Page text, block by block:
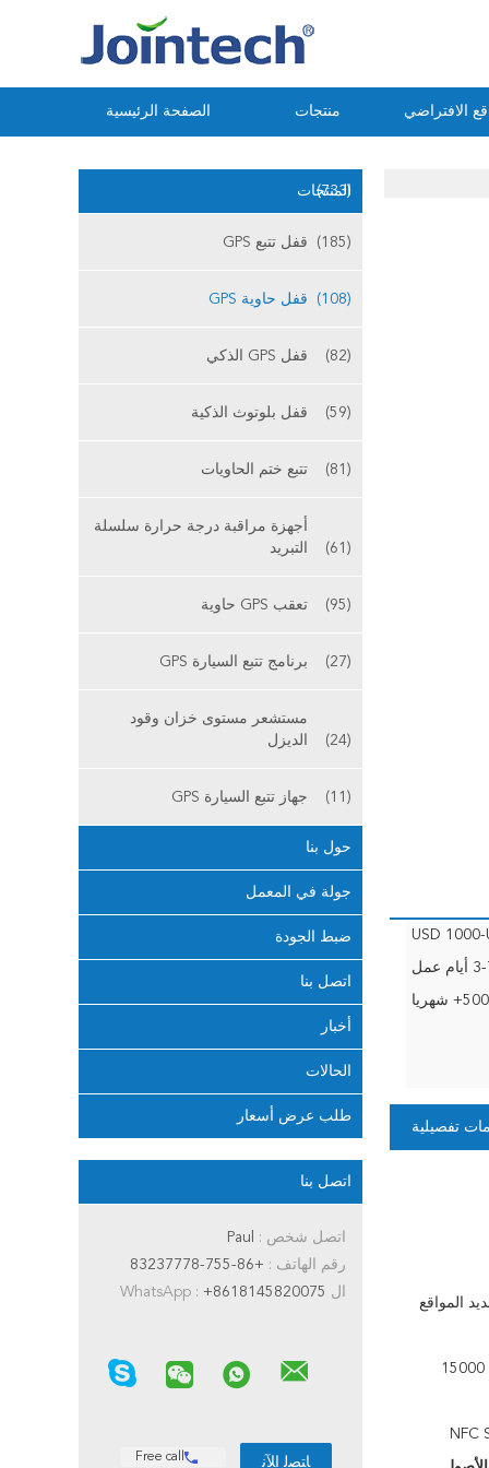
الصفحة الرئيسية منتجات الافتراضي
المنتجات(733)
قفل تتبع GPS (185)
قفل حاوية GPS (108)
قفل GPS الذكي (82)
قفل بلوتوث الذكية (59)
تتبع ختم الحاويات (81)
أجهزة مراقبة درجة حرارة سلسلة
التبريد
(61)
تعقب GPS حاوية (95)
برنامج تتبع السيارة GPS (27)
مستشعر مستوى خزان وقود
الديزل
(24)
جهاز تتبع السيارة GPS (11)
حول بنا
جولة في المعمل
ضبط الجودة
اتصل بنا
أخبار
الحالات
طلب عرض أسعار
اتصل بنا
اتصل شخص :
رقم الهاتف : +86-755-83237778
ال WhatsApp : +8618145820075
Free call
USD
عمل
شهريا
تفصيلية
المواقع
بطارية ليثيوم قابلة للشحن 3.7 فولت / 15000